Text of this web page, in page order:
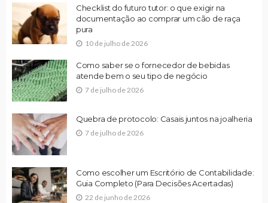
Checklist do futuro tutor: o que exigir na
documentação ao comprar um cão de raça
pura
10 de julho de 2026
Como saber se o fornecedor de bebidas
atende bem o seu tipo de negócio
7 de julho de 2026
Quebra de protocolo: Casais juntos na joalheria
7 de julho de 2026
Como escolher um Escritório de Contabilidade:
Guia Completo (Para Decisões Acertadas)
22 de junho de 2026